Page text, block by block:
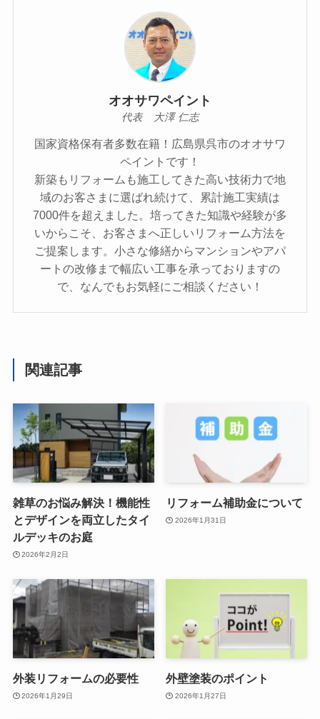
オオサワペイント
代表 大澤 仁志
国家資格保有者多数在籍！広島県呉市のオオサワ
ペイントです！
新築もリフォームも施工してきた高い技術力で地
域のお客さまに選ばれ続けて、累計施工実績は
7000件を超えました。培ってきた知識や経験が多
いからこそ、お客さまへ正しいリフォーム方法を
ご提案します。小さな修繕からマンションやアパ
ートの改修まで幅広い工事を承っておりますの
で、なんでもお気軽にご相談ください！
関連記事
雑草のお悩み解決！機能性
とデザインを両立したタイ
ルデッキのお庭
2026年2月2日
リフォーム補助金について
2026年1月31日
外装リフォームの必要性
2026年1月29日
外壁塗装のポイント
2026年1月27日